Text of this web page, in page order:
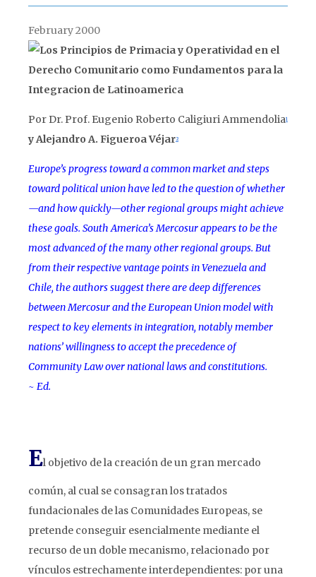
February 2000
Por Dr. Prof. Eugenio Roberto Caligiuri Ammendolia1
y Alejandro A. Figueroa Véjar2
Europe’s progress toward a common market and steps
toward political union have led to the question of whether
—and how quickly—other regional groups might achieve
these goals. South America’s Mercosur appears to be the
most advanced of the many other regional groups. But
from their respective vantage points in Venezuela and
Chile, the authors suggest there are deep differences
between Mercosur and the European Union model with
respect to key elements in integration, notably member
nations’ willingness to accept the precedence of
Community Law over national laws and constitutions.
~ Ed.
El objetivo de la creación de un gran mercado
común, al cual se consagran los tratados
fundacionales de las Comunidades Europeas, se
pretende conseguir esencialmente mediante el
recurso de un doble mecanismo, relacionado por
vínculos estrechamente interdependientes: por una